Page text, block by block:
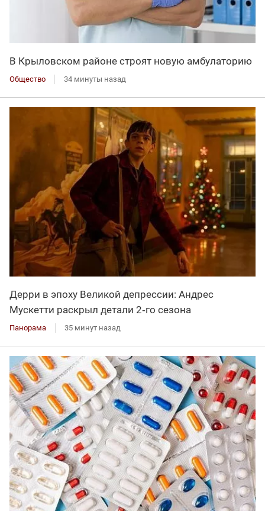
В Крыловском районе строят новую амбулаторию
Общество 34 минуты назад
Дерри в эпоху Великой депрессии: Андрес
Мускетти раскрыл детали 2‑го сезона
Панорама 35 минут назад